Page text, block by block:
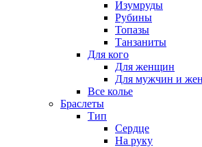
Изумруды
Рубины
Топазы
Танзаниты
Для кого
Для женщин
Для мужчин и
Все колье
Браслеты
Тип
Сердце
На руку